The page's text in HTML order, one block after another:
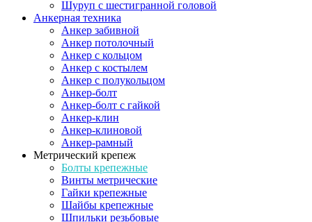
Шуруп с шестигранной головой
Анкерная техника
Анкер забивной
Анкер потолочный
Анкер с кольцом
Анкер с костылем
Анкер с полукольцом
Анкер-болт
Анкер-болт с гайкой
Анкер-клин
Анкер-клиновой
Анкер-рамный
Метрический крепеж
Болты крепежные
Винты метрические
Гайки крепежные
Шайбы крепежные
Шпильки резьбовые